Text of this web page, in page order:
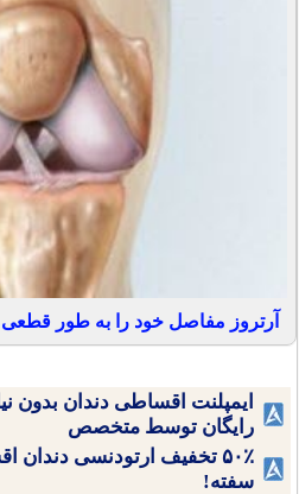
آرتروز مفاصل خود را به طور
ایمپلنت اقساطی دندان بدون
رایگان توسط متخصص
۵۰٪ تخفیف ارتودنسی دندان
سفته!